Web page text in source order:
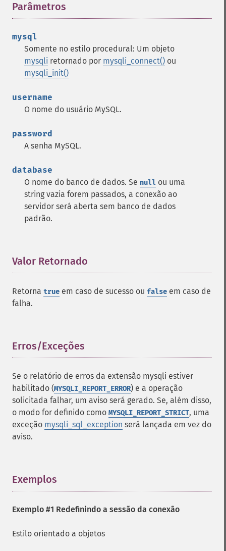
Parâmetros
mysql
Somente no estilo procedural: Um objeto
mysqli retornado por mysqli_connect() ou
mysqli_init()
username
O nome do usuário MySQL.
password
A senha MySQL.
database
O nome do banco de dados. Se null ou uma
string vazia forem passados, a conexão ao
servidor será aberta sem banco de dados
padrão.
Valor Retornado
Retorna true em caso de sucesso ou false em caso de
falha.
Erros/Exceções
Se o relatório de erros da extensão mysqli estiver
habilitado (MYSQLI_REPORT_ERROR) e a operação
solicitada falhar, um aviso será gerado. Se, além disso,
o modo for definido como MYSQLI_REPORT_STRICT, uma
exceção mysqli_sql_exception será lançada em vez do
aviso.
Exemplos
Exemplo #1 Redefinindo a sessão da conexão
Estilo orientado a objetos